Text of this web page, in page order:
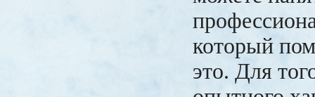
который
это. Для